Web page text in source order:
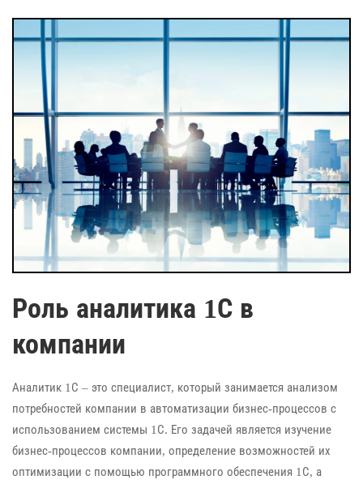
Роль аналитика 1С в
компании
Аналитик 1С – это специалист, который занимается анализом
потребностей компании в автоматизации бизнес-процессов с
использованием системы 1С. Его задачей является изучение
бизнес-процессов компании, определение возможностей их
оптимизации с помощью программного обеспечения 1С, а